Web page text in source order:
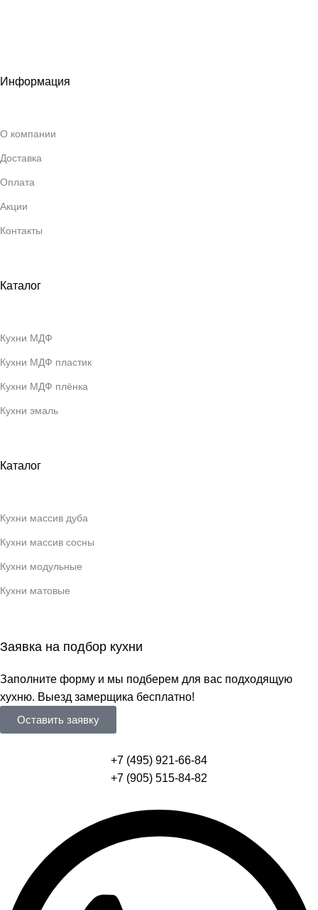
Информация
О компании
Доставка
Оплата
Акции
Контакты
Каталог
Кухни МДФ
Кухни МДФ пластик
Кухни МДФ плёнка
Кухни эмаль
Каталог
Кухни массив дуба
Кухни массив сосны
Кухни модульные
Кухни матовые
Заявка на подбор кухни
Заполните форму и мы подберем для вас подходящую
хухню. Выезд замерщика бесплатно!
Оставить заявку
+7 (495) 921-66-84
+7 (905) 515-84-82